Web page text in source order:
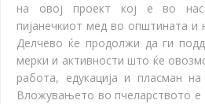
на овој проект кој е во
пијанечкиот мед во општината
Делчево ќе продолжи да ги
мерки и активности што ќе
работа, едукација и пласман
Вложувањето во пчеларството